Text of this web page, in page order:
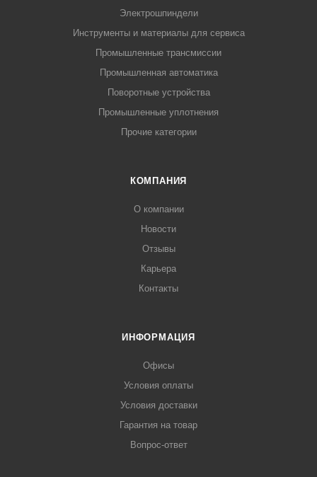
Электрошпиндели
Инструменты и материалы для сервиса
Промышленные трансмиссии
Промышленная автоматика
Поворотные устройства
Промышленные уплотнения
Прочие категории
КОМПАНИЯ
О компании
Новости
Отзывы
Карьера
Контакты
ИНФОРМАЦИЯ
Офисы
Условия оплаты
Условия доставки
Гарантия на товар
Вопрос-ответ